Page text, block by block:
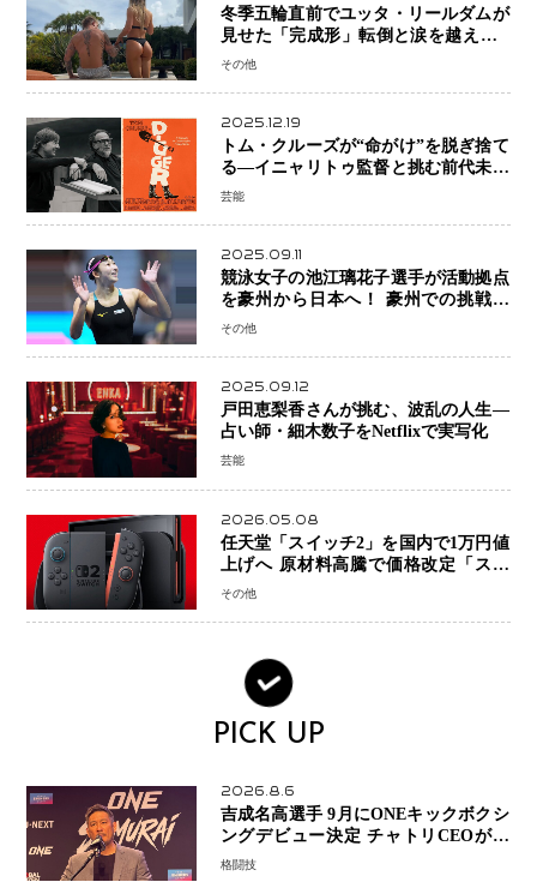
冬季五輪直前でユッタ・リールダムが
見せた「完成形」転倒と涙を越えて─
ミラノで金を狙うオランダ女王の現在
その他
2025.12.19
トム・クルーズが“命がけ”を脱ぎ捨て
る―イニャリトゥ監督と挑む前代未聞
の大惨事コメディ「DIGGER ディガ
芸能
2025.09.11
競泳女子の池江璃花子選手が活動拠点
を豪州から日本へ！ 豪州での挑戦を
糧に、28年ロサンゼルス五輪へ再始動
その他
2025.09.12
戸田恵梨香さんが挑む、波乱の人生―
占い師・細木数子をNetflixで実写化
芸能
2026.05.08
任天堂「スイッチ2」を国内で1万円値
上げへ 原材料高騰で価格改定「スイ
ッチオンライン」も引き上げ
その他
PICK UP
2026.8.6
吉成名高選手 9月にONEキックボクシ
ングデビュー決定 チャトリCEOがサ
プライズ発表 2カ月連続参戦へ
格闘技